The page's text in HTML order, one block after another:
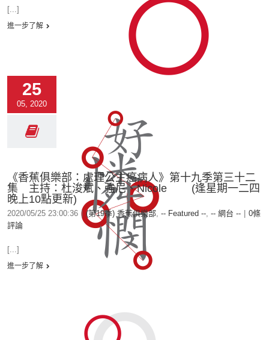
[...]
進一步了解
25
05, 2020
《香蕉俱樂部：處理公主癌病人》第十九季第三十二
集 主持：杜浚斌、強尼、Nicole (逢星期一二四
晚上10點更新)
2020/05/25 23:00:36 | (第19季) 香蕉俱樂部, -- Featured --, -- 網台 --
0條
評論
[...]
進一步了解